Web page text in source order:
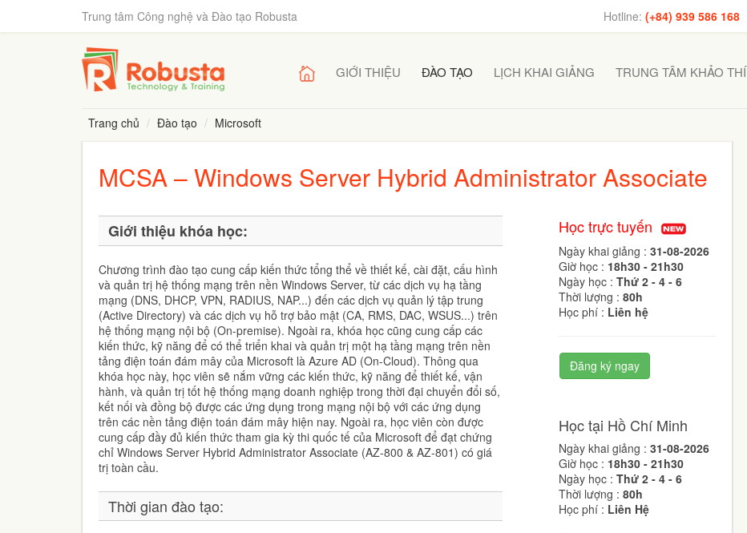
Trung tâm Công nghệ và Đào tạo Robusta Hotline: (+84) 939 586 168
GIỚI THIỆU ĐÀO TẠO LỊCH KHAI GIẢNG TRUNG TÂM KHẢO THÍ
Trang chủ Đào tạo Microsoft
MCSA – Windows Server Hybrid Administrator Associate
Giới thiệu khóa học:
Chương trình đào tạo cung cấp kiến thức tổng thể về thiết kế, cài đặt, cấu hình
và quản trị hệ thống mạng trên nền Windows Server, từ các dịch vụ hạ tầng
mạng (DNS, DHCP, VPN, RADIUS, NAP...) đến các dịch vụ quản lý tập trung
(Active Directory) và các dịch vụ hỗ trợ bảo mật (CA, RMS, DAC, WSUS...) trên
hệ thống mạng nội bộ (On-premise). Ngoài ra, khóa học cũng cung cấp các
kiến thức, kỹ năng để có thể triển khai và quản trị một hạ tầng mạng trên nền
tảng điện toán đám mây của Microsoft là Azure AD (On-Cloud). Thông qua
khóa học này, học viên sẽ nắm vững các kiến thức, kỹ năng để thiết kế, vận
hành, và quản trị tốt hệ thống mạng doanh nghiệp trong thời đại chuyển đổi số,
kết nối và đồng bộ được các ứng dụng trong mạng nội bộ với các ứng dụng
trên các nền tảng điện toán đám mây hiện nay. Ngoài ra, học viên còn được
cung cấp đầy đủ kiến thức tham gia kỳ thi quốc tế của Microsoft để đạt chứng
chỉ Windows Server Hybrid Administrator Associate (AZ-800 & AZ-801) có giá
trị toàn cầu.
Thời gian đào tạo:
Học trực tuyến
Ngày khai giảng : 31-08-2026
Giờ học : 18h30 - 21h30
Ngày học : Thứ 2 - 4 - 6
Thời lượng : 80h
Học phí : Liên hệ
Đăng ký ngay
Học tại Hồ Chí Minh
Ngày khai giảng : 31-08-2026
Giờ học : 18h30 - 21h30
Ngày học : Thứ 2 - 4 - 6
Thời lượng : 80h
Học phí : Liên Hệ